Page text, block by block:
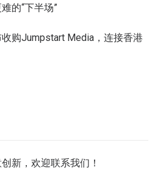
的“下半场”
购Jumpstart Media，连接香港
新，欢迎联系我们 ！